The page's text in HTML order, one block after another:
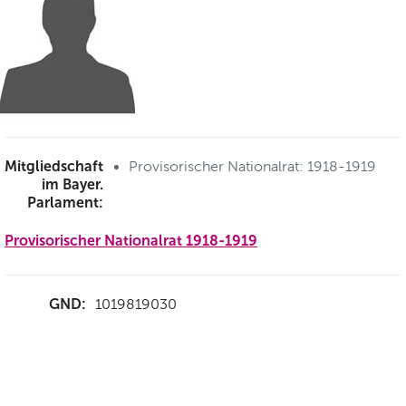
Mitgliedschaft
im Bayer.
Parlament:
Provisorischer Nationalrat: 1918-1919
Provisorischer Nationalrat 1918-1919
GND: 1019819030